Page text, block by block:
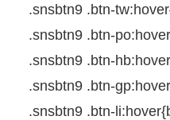
.snsbtn9 .btn-tw:hover
.snsbtn9 .btn-po:hover
.snsbtn9 .btn-hb:hover
.snsbtn9 .btn-gp:hover
.snsbtn9 .btn-li:hover{